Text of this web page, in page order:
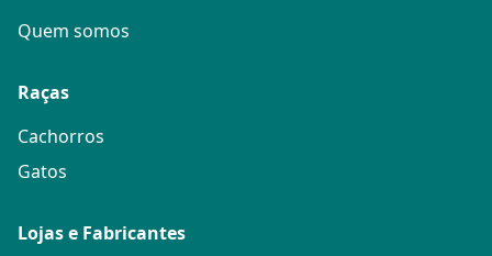
Quem somos
Raças
Cachorros
Gatos
Lojas e Fabricantes